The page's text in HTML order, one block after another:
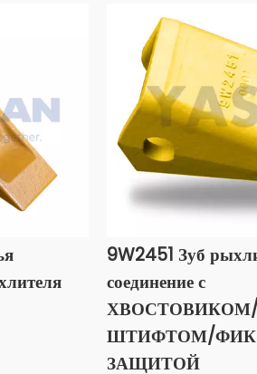
9W2451 Зуб
соединение с
ХВОСТОВИКОМ/
ШТИФТОМ/
ЗАЩИТОЙ